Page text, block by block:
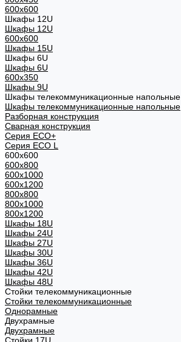
600x600
Шкафы 12U
Шкафы 12U
600x600
Шкафы 15U
Шкафы 6U
Шкафы 6U
600x350
Шкафы 9U
Шкафы телекоммуникационные напольные
Шкафы телекоммуникационные напольные
Разборная конструкция
Сварная конструкция
Серия ECO+
Серия ECO L
600x600
600x800
600х1000
600х1200
800x800
800х1000
800х1200
Шкафы 18U
Шкафы 24U
Шкафы 27U
Шкафы 30U
Шкафы 36U
Шкафы 42U
Шкафы 48U
Стойки телекоммуникационные
Стойки телекоммуникационные
Однорамные
Двухрамные
Двухрамные